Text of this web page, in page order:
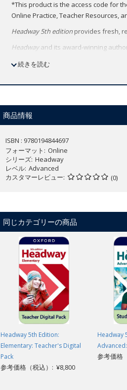
*This product is the access code for
Online Practice, Teacher Resources,
Headway 5th edition provides fresh,
Headwayand its award-winning
続きを読む
商品情報
ISBN : 9780194844697
フォーマット
Online
シリーズ Headway
レベル Advanced
カスタマーレビュー
(0)
同じカテゴリーの商品
Headway 5th Edition:
Elementary: Teacher's Digital
Pack
参考価格（税込）: ¥8,800
Headway
参考価格